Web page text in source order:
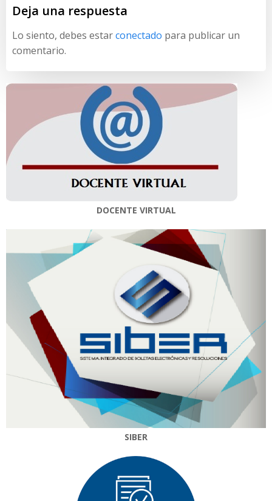
Deja una respuesta
Lo siento, debes estarconectado para publicar un
comentario.
DOCENTE VIRTUAL
SIBER